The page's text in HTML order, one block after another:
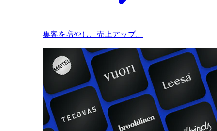
集客を増やし、売上アップ。